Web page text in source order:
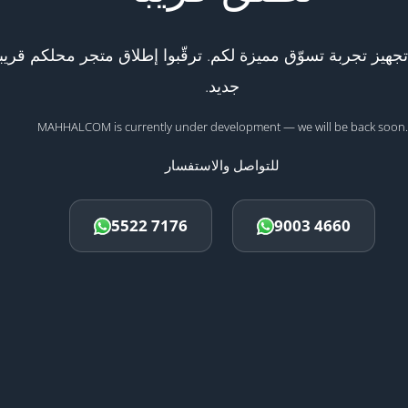
تجربة تسوّق مميزة لكم. ترقّبوا إطلاق متجر محلكم
جديد.
MAHHALCOM is currently under development — we will be back soon.
للتواصل والاستفسار
5522 7176 9003 4660